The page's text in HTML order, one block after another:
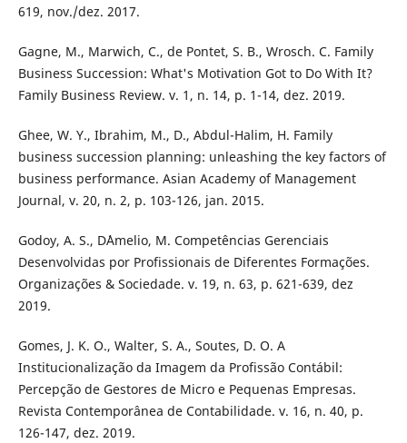
619, nov./dez. 2017.
Gagne, M., Marwich, C., de Pontet, S. B., Wrosch. C. Family
Business Succession: What's Motivation Got to Do With It?
Family Business Review. v. 1, n. 14, p. 1-14, dez. 2019.
Ghee, W. Y., Ibrahim, M., D., Abdul-Halim, H. Family
business succession planning: unleashing the key factors of
business performance. Asian Academy of Management
Journal, v. 20, n. 2, p. 103-126, jan. 2015.
Godoy, A. S., D´Amelio, M. Competências Gerenciais
Desenvolvidas por Profissionais de Diferentes Formações.
Organizações & Sociedade. v. 19, n. 63, p. 621-639, dez
2019.
Gomes, J. K. O., Walter, S. A., Soutes, D. O. A
Institucionalização da Imagem da Profissão Contábil:
Percepção de Gestores de Micro e Pequenas Empresas.
Revista Contemporânea de Contabilidade. v. 16, n. 40, p.
126-147, dez. 2019.